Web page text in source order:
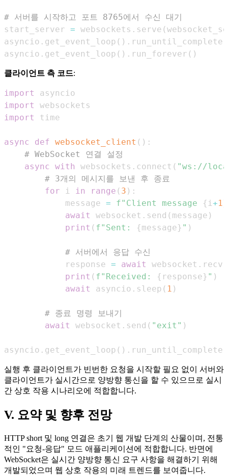
# 서버를 시작하고 포트 8765에서 수신 대기
start_server = websockets . serve (
asyncio . get_event_loop ( ) . run_until_complete
asyncio . get_event_loop ( ) . run_forever ( )
클라이언트 측 코드:
import
import
import
async def websocket_client ( ) :
# WebSocket 연결 설정
async with websockets . connect ( "ws://
# 3개의 메시지를 보낸 후 종료
for i in range ( 3 ) :
            message
= f"Client message {i+1
await
websocket . send ( message )
print ( f"Sent: {message} " )
# 서버에서 응답 수신
            response
= await websocket . recv
print ( f"Received: { response} " )
await
asyncio . sleep ( 1 )
# 종료 명령 보내기
await
websocket . send ( "exit" )
asyncio . get_event_loop ( ) . run_until_complete
실행 후 클라이언트가 빈번한 요청을 시작할 필요 없이 서버와
클라이언트가 실시간으로 양방향 통신을 할 수 있으므로 실시
간 상호 작용 시나리오에 적합합니다.
V. 요약 및 향후 전망
HTTP short 및 long 연결은 초기 웹 개발 단계의 산물이며, 전통
적인 "요청-응답" 모드 애플리케이션에 적합합니다. 반면에
WebSocket은 실시간 양방향 통신 요구 사항을 해결하기 위해
개발되었으며 웹 상호 작용의 미래 트렌드를 보여줍니다.